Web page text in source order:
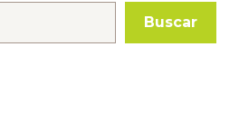
Buscar